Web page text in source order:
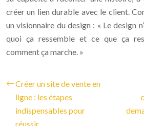
créer un lien durable avec le client.
un visionnaire du design : « Le design
quoi ça ressemble et ce que ça
comment ça marche. »
Créer un site de vente en
ligne : les étapes
indispensables pour
réussir